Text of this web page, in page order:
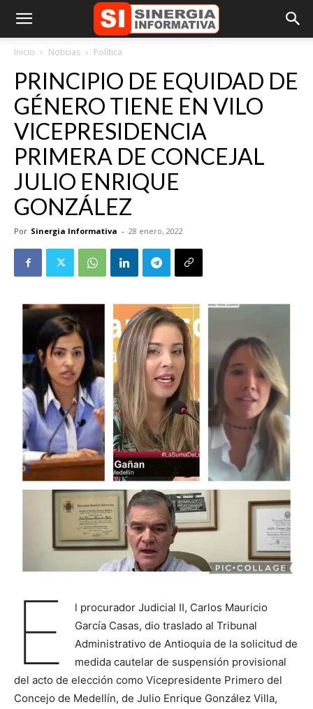
Inicio Noticias Política
PRINCIPIO DE EQUIDAD DE
GÉNERO TIENE EN VILO
VICEPRESIDENCIA
PRIMERA DE CONCEJAL
JULIO ENRIQUE
GONZÁLEZ
Por Sinergia Informativa - 28 enero, 2022
E
l procurador Judicial II, Carlos Mauricio
García Casas, dio traslado al Tribunal
Administrativo de Antioquia de la solicitud de
medida cautelar de suspensión provisional
del acto de elección como Vicepresidente Primero del
Concejo de Medellín, de Julio Enrique González Villa,